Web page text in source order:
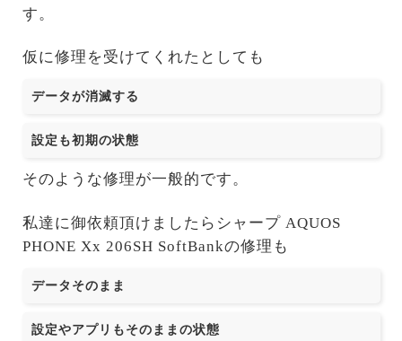
す。
仮に修理を受けてくれたとしても
データが消滅する
設定も初期の状態
そのような修理が一般的です。
私達に御依頼頂けましたらシャープ AQUOS
PHONE Xx 206SH SoftBankの修理も
データそのまま
設定やアプリもそのままの状態